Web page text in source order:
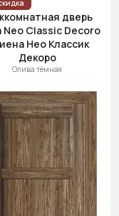
дверь
Neo Classic Decoro
Нео Классик
Декоро
Олива тёмная